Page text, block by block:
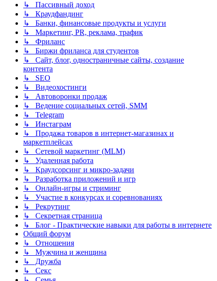
↳ Пассивный доход
↳ Краудфандинг
↳ Банки, финансовые продукты и услуги
↳ Маркетинг, PR, реклама, трафик
↳ Фриланс
↳ Биржи фриланса для студентов
↳ Сайт, блог, одностраничные сайты, создание
контента
↳ SEO
↳ Видеохостинги
↳ Автоворонки продаж
↳ Ведение социальных сетей, SMM
↳ Telegram
↳ Инстаграм
↳ Продажа товаров в интернет-магазинах и
маркетплейсах
↳ Сетевой маркетинг (MLM)
↳ Удаленная работа
↳ Краудсорсинг и микро-задачи
↳ Разработка приложений и игр
↳ Онлайн-игры и стриминг
↳ Участие в конкурсах и соревнованиях
↳ Рекрутинг
↳ Секретная страница
↳ Блог - Практические навыки для работы в интернете
Общий форум
↳ Отношения
↳ Мужчина и женщина
↳ Дружба
↳ Секс